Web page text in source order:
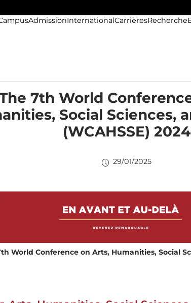
AdmissionInternationalCarrièresRecherche
7th World
Social Sciences,
(WCAHSSE) 2024
29/01/2025
World Conference on Arts, Humanities, Social